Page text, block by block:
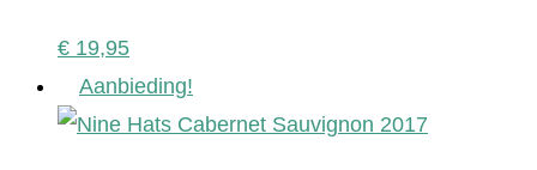
€ 19,95
Aanbieding!